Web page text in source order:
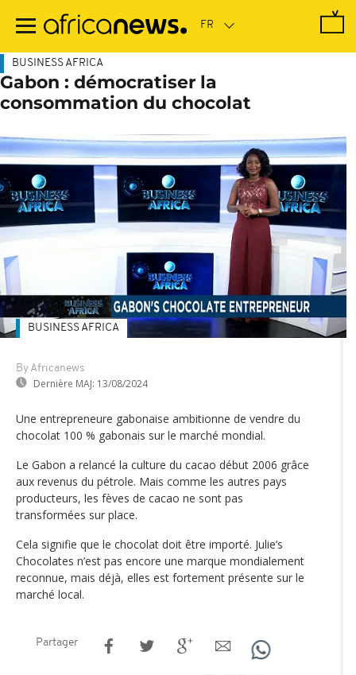
contenu
BUSINESS AFRICA
Gabon : démocratiser la
consommation du chocolat
By Africanews
Dernière MAJ: 13/08/2024
BUSINESS AFRICA
Une entrepreneure gabonaise ambitionne de vendre du
chocolat 100 % gabonais sur le marché mondial.
Le Gabon a relancé la culture du cacao début 2006 grâce
aux revenus du pétrole. Mais comme les autres pays
producteurs, les fèves de cacao ne sont pas
transformées sur place.
Cela signifie que le chocolat doit être importé. Julie’s
Chocolates n’est pas encore une marque mondialement
reconnue, mais déjà, elles est fortement présente sur le
marché local.
Partager